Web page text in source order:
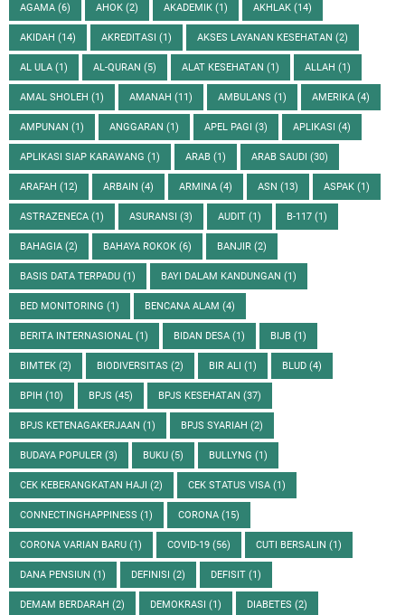
AGAMA (6) AHOK (2) AKADEMIK (1) AKHLAK (14)
AKIDAH (14) AKREDITASI (1) AKSES LAYANAN KESEHATAN (2)
AL ULA (1) AL-QURAN (5) ALAT KESEHATAN (1) ALLAH (1)
AMAL SHOLEH (1) AMANAH (11) AMBULANS (1) AMERIKA (4)
AMPUNAN (1) ANGGARAN (1) APEL PAGI (3) APLIKASI (4)
APLIKASI SIAP KARAWANG (1) ARAB (1) ARAB SAUDI (30)
ARAFAH (12) ARBAIN (4) ARMINA (4) ASN (13) ASPAK (1)
ASTRAZENECA (1) ASURANSI (3) AUDIT (1) B-117 (1)
BAHAGIA (2) BAHAYA ROKOK (6) BANJIR (2)
BASIS DATA TERPADU (1) BAYI DALAM KANDUNGAN (1)
BED MONITORING (1) BENCANA ALAM (4)
BERITA INTERNASIONAL (1) BIDAN DESA (1) BIJB (1)
BIMTEK (2) BIODIVERSITAS (2) BIR ALI (1) BLUD (4)
BPIH (10) BPJS (45) BPJS KESEHATAN (37)
BPJS KETENAGAKERJAAN (1) BPJS SYARIAH (2)
BUDAYA POPULER (3) BUKU (5) BULLYNG (1)
CEK KEBERANGKATAN HAJI (2) CEK STATUS VISA (1)
CONNECTINGHAPPINESS (1) CORONA (15)
CORONA VARIAN BARU (1) COVID-19 (56) CUTI BERSALIN (1)
DANA PENSIUN (1) DEFINISI (2) DEFISIT (1)
DEMAM BERDARAH (2) DEMOKRASI (1) DIABETES (2)